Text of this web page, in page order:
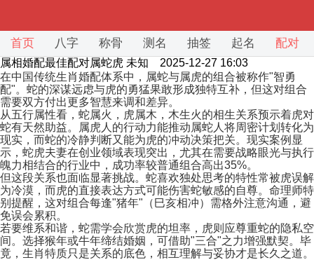
首页 八字 称骨 测名 抽签 起名 配对
属相婚配最佳配对属蛇虎 未知 2025-12-27 16:03
在中国传统生肖婚配体系中，属蛇与属虎的组合被称作"智勇
配"。蛇的深谋远虑与虎的勇猛果敢形成独特互补，但这对组合
需要双方付出更多智慧来调和差异。
从五行属性看，蛇属火，虎属木，木生火的相生关系预示着虎对
蛇有天然助益。属虎人的行动力能推动属蛇人将周密计划转化为
现实，而蛇的冷静判断又能为虎的冲动决策把关。现实案例显
示，蛇虎夫妻在创业领域表现突出，尤其在需要战略眼光与执行
魄力相结合的行业中，成功率较普通组合高出35%。
但这段关系也面临显著挑战。蛇喜欢独处思考的特性常被虎误解
为冷漠，而虎的直接表达方式可能伤害蛇敏感的自尊。命理师特
别提醒，这对组合每逢"猪年"（巳亥相冲）需格外注意沟通，避
免误会累积。
若要维系和谐，蛇需学会欣赏虎的坦率，虎则应尊重蛇的隐私空
间。选择猴年或牛年缔结婚姻，可借助"三合"之力增强默契。毕
竟，生肖特质只是关系的底色，相互理解与妥协才是长久之道。